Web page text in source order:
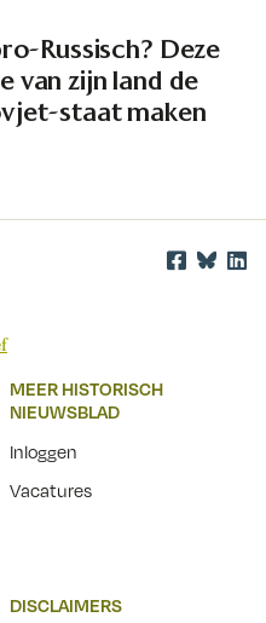
Russisch? Deze
van zijn land de
staat maken
MEER HISTORISCH
NIEUWSBLAD
Inloggen
Vacatures
DISCLAIMERS